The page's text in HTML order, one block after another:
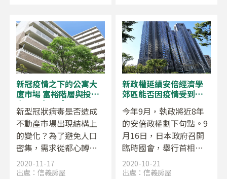
民、公明兩黨已經拍定
因應新冠病毒的執政黨
稅制修正大綱，為市場
的不動產需求提供助
力。
好壞，因工作類別及工
作型態而區分得很清
楚。在這樣的環境之
下，展望2021年的不動
產市場。
新冠疫情之下的公寓大
廈市場 富裕階層與投資
家展現存在感
新型冠狀病毒是否造成
不動產市場出現結構上
的變化？為了避免人口
密集，需求從都心轉移
至郊區，房價是否如同
向外擴散的甜甜圈，開
2020-11-17
出處： 信義房屋
新政權延續安倍經濟學
郊區能否因疫情受到矚
今年9月，執政將近8年
的安倍政權劃下句點。9
月16日，日本政府召開
臨時國會，舉行首相指
名選舉，菅義偉成為新
任首相。新冠病毒在全
2020-10-21
出處： 信義房屋